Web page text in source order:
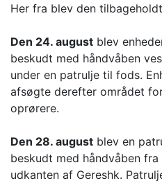
Her fra blev den
Den 24. august blev
beskudt med håndvåben
under en patrulje til fods.
afsøgte derefter området
oprørere.
Den 28. august blev en
beskudt med håndvåben
udkanten af Gereshk.